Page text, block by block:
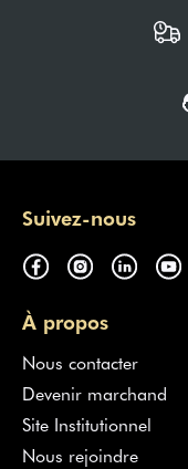
Suivez-nous
À propos
Nous contacter
Devenir marchand
Site Institutionnel
Nous rejoindre